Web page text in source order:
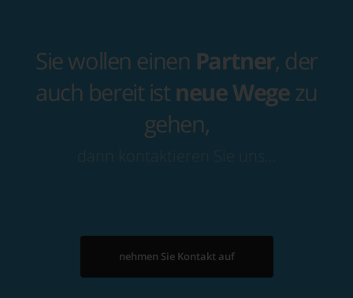
Sie wollen einen Partner, der
auch bereit ist neue Wegezu
gehen,
dann kontaktieren Sie uns…
nehmen Sie Kontakt auf